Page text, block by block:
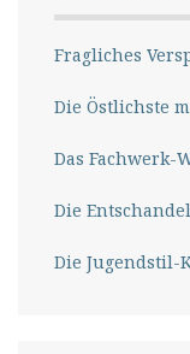
Fragliches
Die Östlichste
Das Fachwerk-
Die
Die Jugendstil-